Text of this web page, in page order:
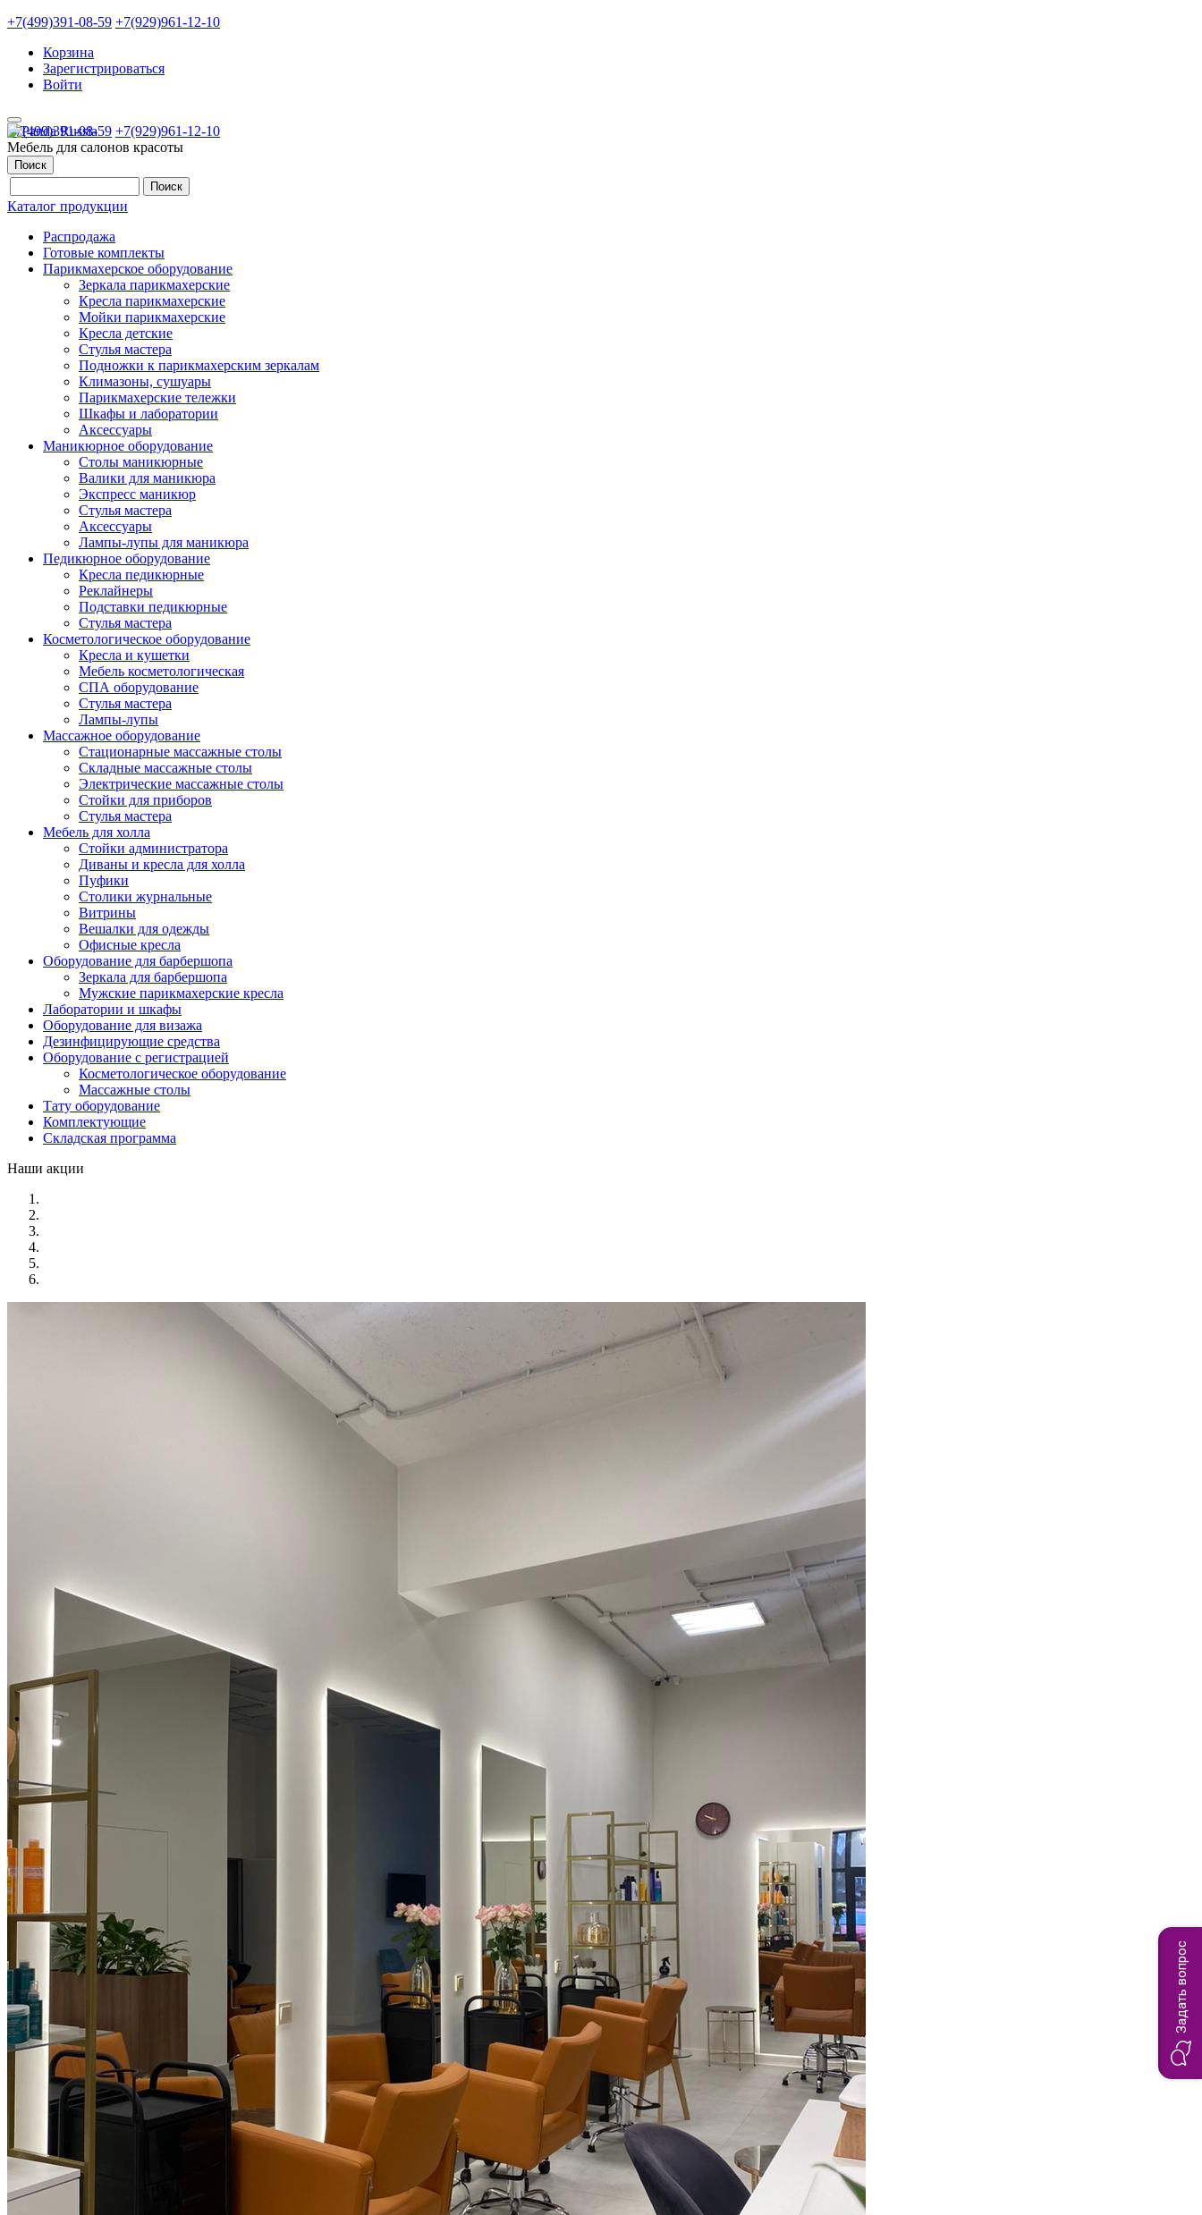
+7(499)391-08-59 +7(929)961-12-10
Корзина
Зарегистрироваться
Войти
+7(499)391-08-59 +7(929)961-12-10
Мебель для салонов красоты
Поиск
Каталог продукции
Распродажа
Готовые комплекты
Парикмахерское оборудование
Зеркала парикмахерские
Кресла парикмахерские
Мойки парикмахерские
Кресла детские
Стулья мастера
Подножки к парикмахерским зеркалам
Климазоны, сушуары
Парикмахерские тележки
Шкафы и лаборатории
Аксессуары
Маникюрное оборудование
Столы маникюрные
Валики для маникюра
Экспресс маникюр
Стулья мастера
Аксессуары
Лампы-лупы для маникюра
Педикюрное оборудование
Кресла педикюрные
Реклайнеры
Подставки педикюрные
Стулья мастера
Косметологическое оборудование
Кресла и кушетки
Мебель косметологическая
СПА оборудование
Стулья мастера
Лампы-лупы
Массажное оборудование
Стационарные массажные столы
Складные массажные столы
Электрические массажные столы
Стойки для приборов
Стулья мастера
Мебель для холла
Стойки администратора
Диваны и кресла для холла
Пуфики
Столики журнальные
Витрины
Вешалки для одежды
Офисные кресла
Оборудование для барбершопа
Зеркала для барбершопа
Мужские парикмахерские кресла
Лаборатории и шкафы
Оборудование для визажа
Дезинфицирующие средства
Оборудование с регистрацией
Косметологическое оборудование
Массажные столы
Тату оборудование
Комплектующие
Складская программа
Наши акции
Задать вопрос